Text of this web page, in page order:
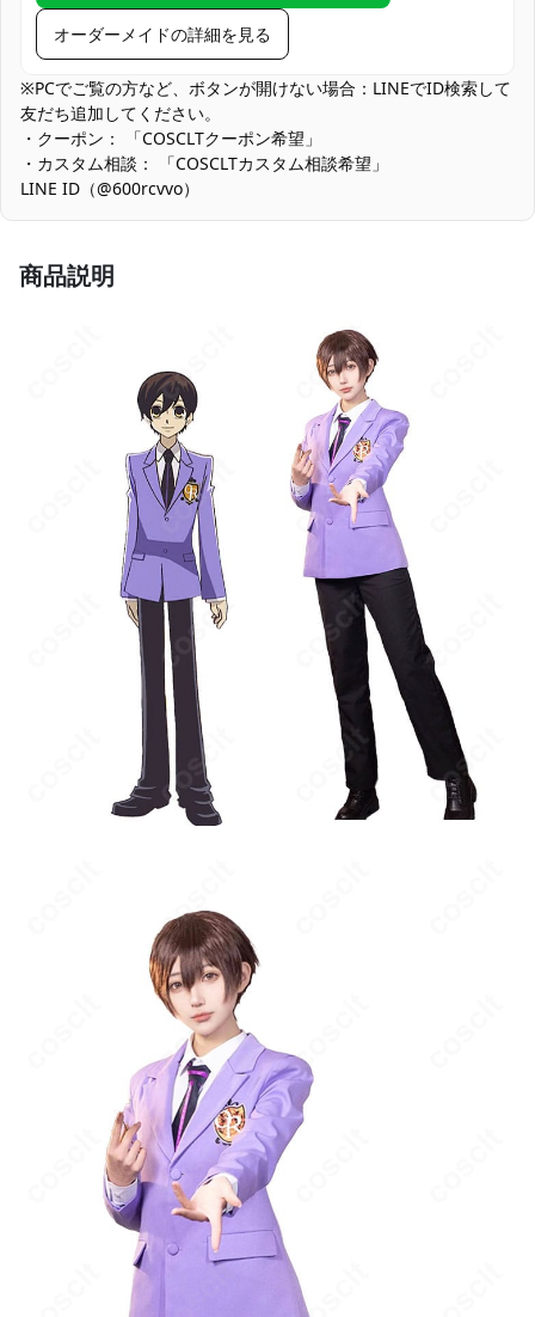
コスプレ対象
コスプレ愛好家、アニメや漫画、ゲームフ
ァン、出演者
収納方法
他の衣類と同じく、清潔に乾燥を保ち、鋭
い物によっての破れを避けてください。
商品状態
新品未使用
シルエット維持のケア：ラペルのロール感と前身頃の立体を保つ
テカリ防止のため当て布アイロンを使用してください。
オーダーメイドの詳細を見る
※PCでご覧の方など、ボタンが開けない場合：LINEでID検索して
友だち追加してください。
・クーポン： 「COSCLTクーポン希望」
・カスタム相談： 「COSCLTカスタム相談希望」
LINE ID（@600rcvvo）
商品説明